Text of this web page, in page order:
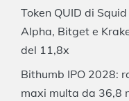
Token QUID di
Alpha, Bitget e
del 11,8x
Bithumb IPO 2028:
maxi multa da 36,8